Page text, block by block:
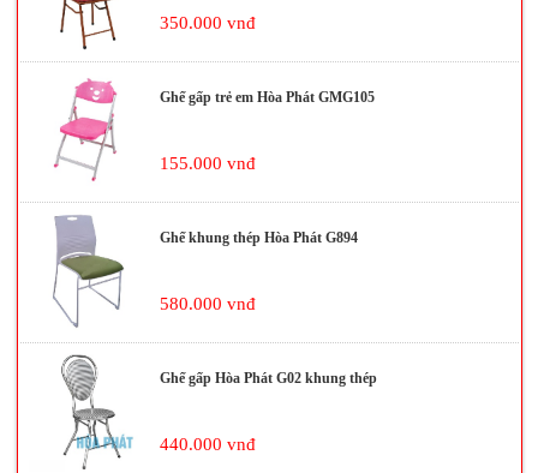
350.000 vnđ
Ghế gấp trẻ em Hòa Phát GMG105
155.000 vnđ
Ghế khung thép Hòa Phát G894
580.000 vnđ
Ghế gấp Hòa Phát G02 khung thép
440.000 vnđ